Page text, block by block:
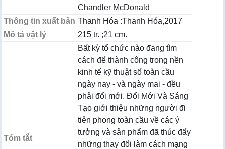
Chandler McDonald
Thông tin xuất bản Thanh Hóa :Thanh Hóa,2017
Mô tả vật lý
215 tr. ;21 cm.
Tóm tắt
Bất kỳ tổ chức nào đang tìm
cách để thành công trong nền
kinh tế kỹ thuật số toàn cầu
ngày nay - và ngày mai - đều
phải đổi mới. Đổi Mới Và Sáng
Tạo giới thiệu những người đi
tiên phong toàn cầu về các ý
tưởng và sản phẩm đã thúc đẩy
những thay đổi làm cách mạng